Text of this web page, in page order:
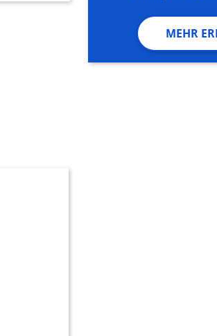
MEHR